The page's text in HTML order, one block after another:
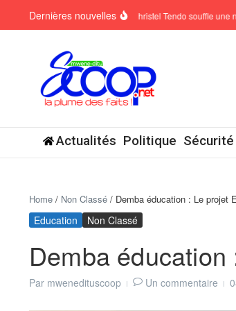
Dernières nouvelles
SCKAN 6 : Christel Tendo souffle une
Actualités Politique Sécurité
Home / Non Classé / Demba éducation : Le projet
Education Non Classé
Demba
Par mwenedituscoop Un commentaire